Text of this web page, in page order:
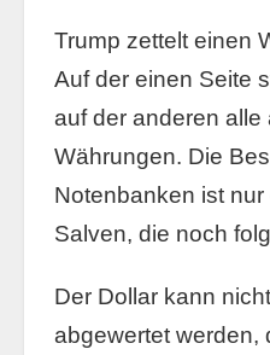
Trump zettelt einen
Auf der einen Seite
auf der anderen alle
Währungen. Die
Notenbanken ist
Salven, die noch
Der Dollar kann
abgewertet werden,